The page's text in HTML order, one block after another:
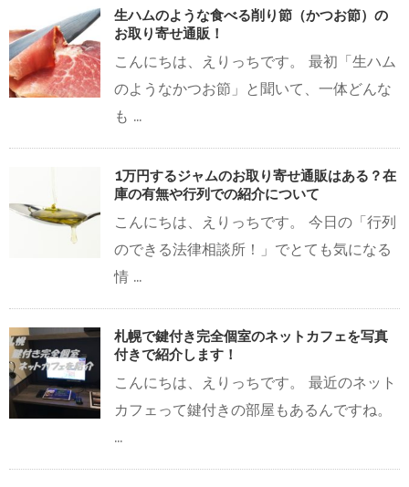
生ハムのような食べる削り節（かつお節）の
お取り寄せ通販！
こんにちは、えりっちです。 最初「生ハム
のようなかつお節」と聞いて、一体どんな
も ...
1万円するジャムのお取り寄せ通販はある？在
庫の有無や行列での紹介について
こんにちは、えりっちです。 今日の「行列
のできる法律相談所！」でとても気になる
情 ...
札幌で鍵付き完全個室のネットカフェを写真
付きで紹介します！
こんにちは、えりっちです。 最近のネット
カフェって鍵付きの部屋もあるんですね。
...